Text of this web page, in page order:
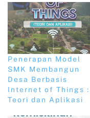
Penerapan Model
SMK Membangun
Desa Berbasis
Internet of Things :
Teori dan Aplikasi